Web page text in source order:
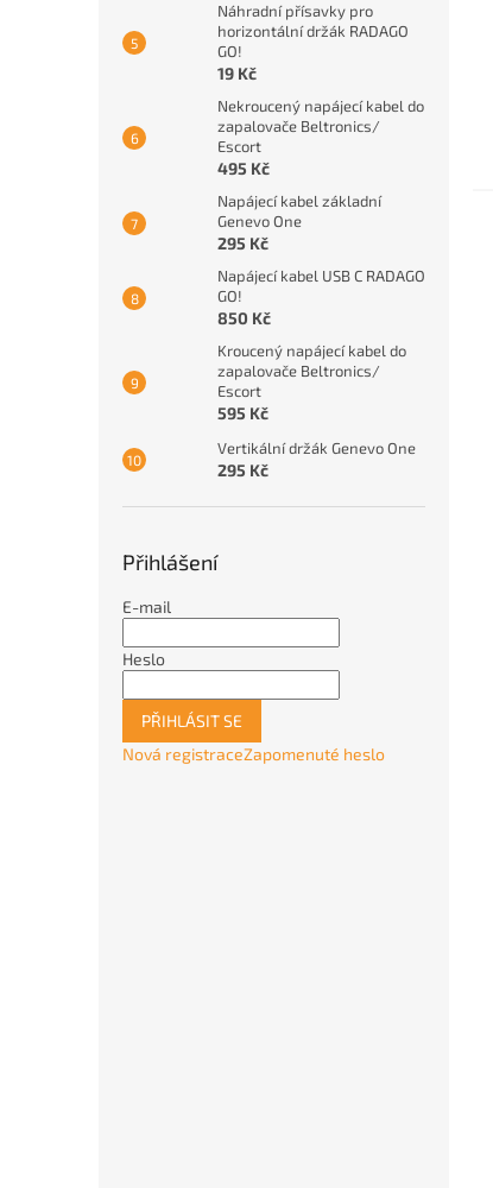
Náhradní přísavky pro
horizontální držák RADAGO
GO!
19 Kč
Nekroucený napájecí kabel do
zapalovače Beltronics/
Escort
495 Kč
Napájecí kabel základní
Genevo One
295 Kč
Napájecí kabel USB C RADAGO
GO!
850 Kč
Kroucený napájecí kabel do
zapalovače Beltronics/
Escort
595 Kč
Vertikální držák Genevo One
295 Kč
Přihlášení
E-mail
Heslo
PŘIHLÁSIT SE
Nová registraceZapomenuté heslo